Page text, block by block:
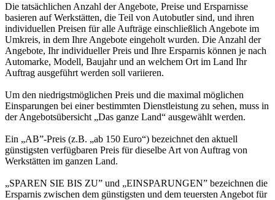
Die tatsächlichen Anzahl der Angebote, Preise und Ersparnisse
basieren auf Werkstätten, die Teil von Autobutler sind, und ihren
individuellen Preisen für alle Aufträge einschließlich Angebote im
Umkreis, in dem Ihre Angebote eingeholt wurden. Die Anzahl der
Angebote, Ihr individueller Preis und Ihre Ersparnis können je nach
Automarke, Modell, Baujahr und an welchem Ort im Land Ihr
Auftrag ausgeführt werden soll variieren.
Um den niedrigstmöglichen Preis und die maximal möglichen
Einsparungen bei einer bestimmten Dienstleistung zu sehen, muss in
der Angebotsübersicht „Das ganze Land“ ausgewählt werden.
Ein „AB”-Preis (z.B. „ab 150 Euro“) bezeichnet den aktuell
günstigsten verfügbaren Preis für dieselbe Art von Auftrag von
Werkstätten im ganzen Land.
„SPAREN SIE BIS ZU” und „EINSPARUNGEN” bezeichnen die
Ersparnis zwischen dem günstigsten und dem teuersten Angebot für